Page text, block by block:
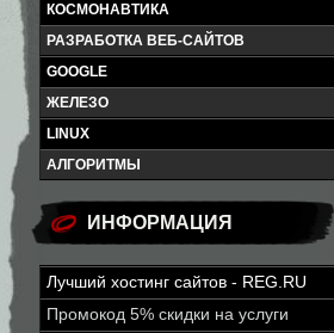
КОСМОНАВТИКА
РАЗРАБОТКА ВЕБ-САЙТОВ
GOOGLE
ЖЕЛЕЗО
LINUX
АЛГОРИТМЫ
ИНФОРМАЦИЯ
Лучший хостинг сайтов - REG.RU
Промокод 5% скидки на услуги